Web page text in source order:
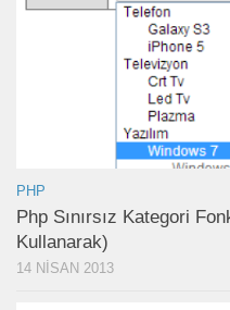
PHP
Php Sınırsız Kategori
Kullanarak)
14 NISAN 2013